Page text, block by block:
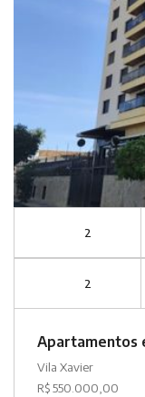
2
2
Apartamentos
Vila Xavier
R$ 550.000,00